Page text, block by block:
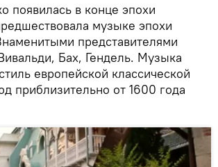
появилась в конце эпохи
музыке эпохи
представителями
Бах, Гендель. Музыка
европейской классической
приблизительно от 1600 года